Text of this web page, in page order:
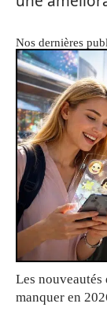
Nos dernières
Les nouveautés
manquer en